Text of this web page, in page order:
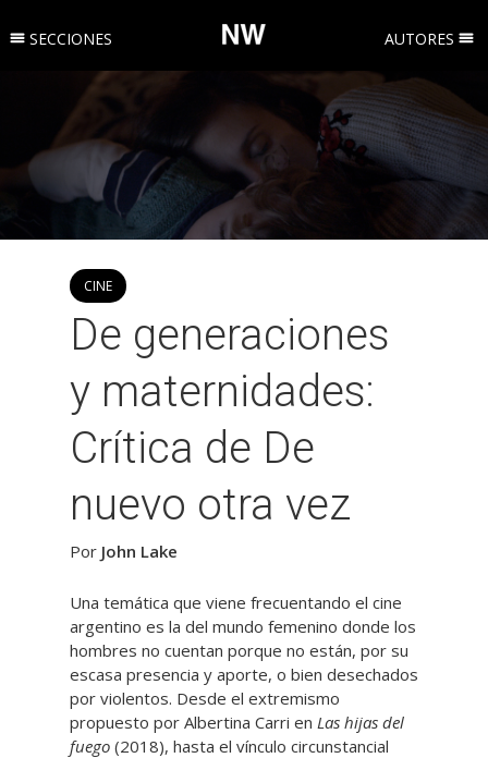
SECCIONES AUTORES
CINE
De generaciones
y maternidades:
Crítica de De
nuevo otra vez
Por John Lake
Una temática que viene frecuentando el cine
argentino es la del mundo femenino donde los
hombres no cuentan porque no están, por su
escasa presencia y aporte, o bien desechados
por violentos. Desde el extremismo
propuesto por Albertina Carri en Las hijas del
fuego (2018), hasta el vínculo circunstancial